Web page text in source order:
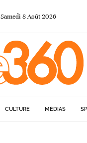
Samedi 8Août2026
CULTURE MÉDIAS